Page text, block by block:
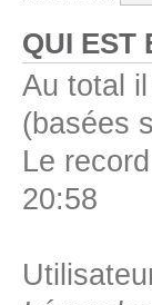
QUI EST
Au total
(basées
Le
20:58